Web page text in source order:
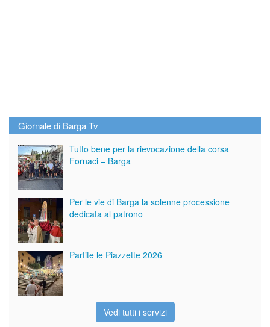
Giornale di Barga Tv
Tutto bene per la rievocazione della corsa
Fornaci – Barga
Per le vie di Barga la solenne processione
dedicata al patrono
Partite le Piazzette 2026
Vedi tutti i servizi